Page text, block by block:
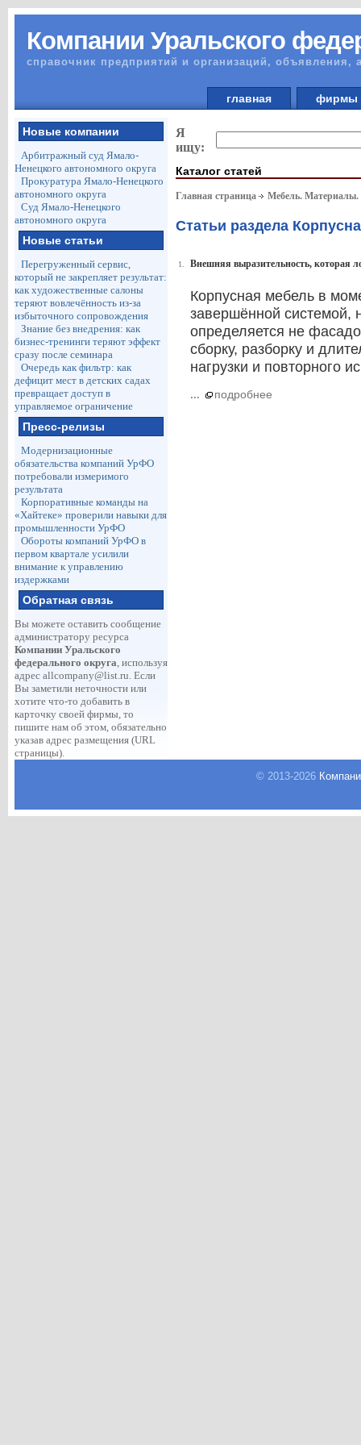
Компании Уральского
справочник предприятий и организаций, объявления,
главная
Новые компании
Арбитражный суд Ямало-
Ненецкого автономного округа
Прокуратура Ямало-Ненецкого
автономного округа
Суд Ямало-Ненецкого
автономного округа
Новые статьи
Перегруженный сервис,
который не закрепляет результат:
как художественные салоны
теряют вовлечённость из-за
избыточного сопровождения
Знание без внедрения: как
бизнес-тренинги теряют эффект
сразу после семинара
Очередь как фильтр: как
дефицит мест в детских садах
превращает доступ в
управляемое ограничение
Пресс-релизы
Модернизационные
обязательства компаний УрФО
потребовали измеримого
результата
Корпоративные команды на
«Хайтеке» проверили навыки для
промышленности УрФО
Обороты компаний УрФО в
первом квартале усилили
внимание к управлению
издержками
Обратная связь
Вы можете оставить сообщение
администратору ресурса
Компании Уральского
федерального округа, используя
адрес allcompany@list.ru. Если
Вы заметили неточности или
хотите что-то добавить в
карточку своей фирмы, то
пишите нам об этом, обязательно
указав адрес размещения (URL
страницы).
Я
ищу:
Каталог статей
Главная страница Мебель.
Статьи раздела
1. Внешняя выразительность, которая
Корпусная мебель в
завершённой системой,
определяется не
сборку, разборку и
нагрузки и повторного
... подробнее
© 2013-2026